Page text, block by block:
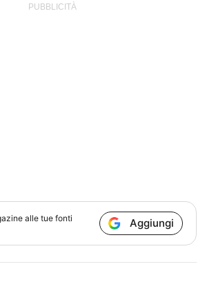
alle tue fonti
Aggiungi